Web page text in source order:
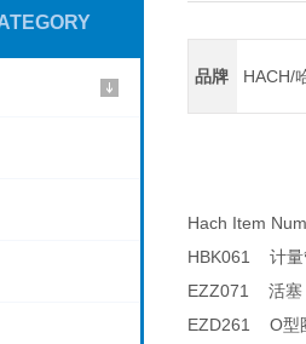
品牌 HACH/
Hach Item
HBK061 计量
EZZ071 活塞
EZD261 O型